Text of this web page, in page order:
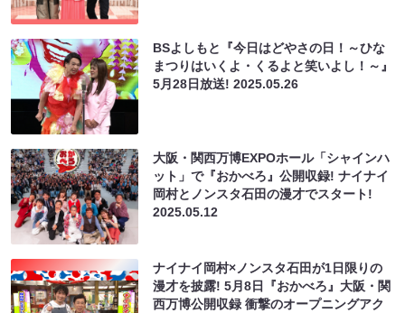
BSよしもと『今日はどやさの日！～ひな
まつりはいくよ・くるよと笑いよし！～』
5月28日放送!2025.05.26
大阪・関西万博EXPOホール「シャインハ
ット」で『おかべろ』公開収録! ナイナイ
岡村とノンスタ石田の漫才でスタート!
2025.05.12
ナイナイ岡村×ノンスタ石田が1日限りの
漫才を披露! 5月8日『おかべろ』大阪・関
西万博公開収録 衝撃のオープニングアク